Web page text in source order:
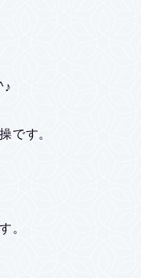
です。
。